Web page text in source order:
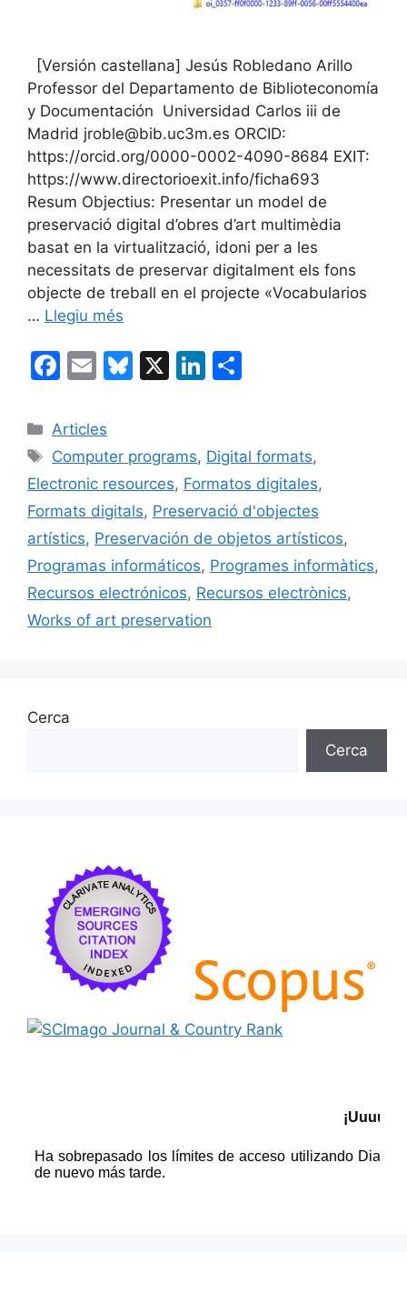
[Versión castellana] Jesús Robledano Arillo
Professor del Departamento de Biblioteconomía
y Documentación Universidad Carlos iii de
Madrid jroble@bib.uc3m.es ORCID:
https://orcid.org/0000-0002-4090-8684 EXIT:
https://www.directorioexit.info/ficha693
Resum Objectius: Presentar un model de
preservació digital d’obres d’art multimèdia
basat en la virtualització, idoni per a les
necessitats de preservar digitalment els fons
objecte de treball en el projecte «Vocabularios
… Llegiu més
F
c
e
b
o
o
k
E
ai
l
Bl
s
k
y
X
Li
e
dI
n
p
ar
te
ix
Categories
Articles
Etiquetes
Computer programs, Digital formats,
Electronic resources, Formatos digitales,
Formats digitals, Preservació d'objectes
artístics, Preservación de objetos artísticos,
Programas informáticos, Programes informàtics,
Recursos electrónicos, Recursos electrònics,
Works of art preservation
Cerca
Cerca